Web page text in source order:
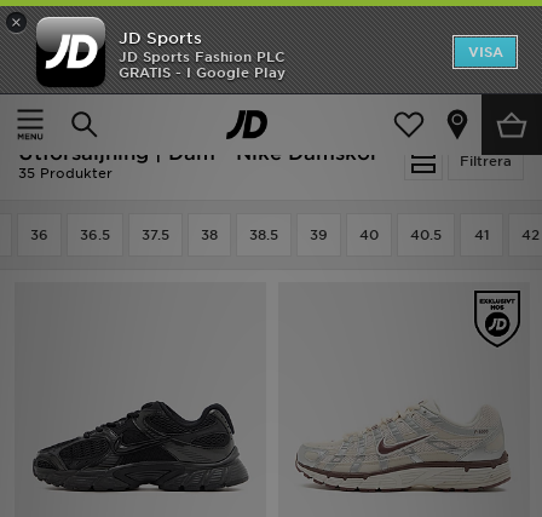
×
JD Sports
JD Sports Fashion PLC
GRATIS - I Google Play
VISA
Ny termin, ny stil Essentials för skolstarten
Hem
Dam Damskor
Filtrera
Utförsäljning | Dam - Nike Damskor
35 Produkter
36 36.5 37.5 38 38.5 39 40 40.5 41 42
Hem
Rea
Nyheter
Bästsäljare
Sport